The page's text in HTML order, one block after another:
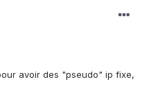
avoir des "pseudo" ip fixe,